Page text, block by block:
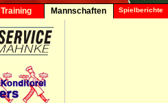
Training
Mannschaften
Spielberichte